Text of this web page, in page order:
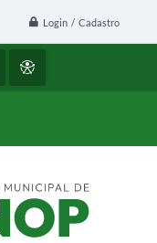
Login / Cadastro